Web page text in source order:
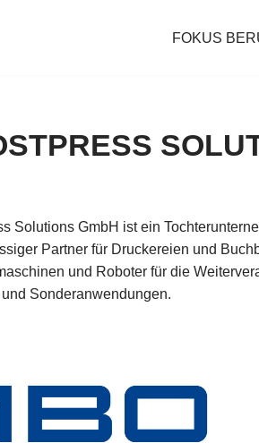
FOKUS
Solutions GmbH ist ein
Partner für Druckereien und
und Roboter für die
Sonderanwendungen.